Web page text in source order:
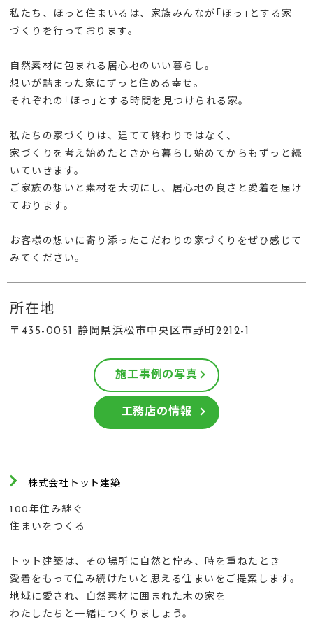
私たち、ほっと住まいるは、家族みんなが｢ほっ｣とする家
づくりを行っております。
自然素材に包まれる居心地のいい暮らし。
想いが詰まった家にずっと住める幸せ。
それぞれの｢ほっ｣とする時間を見つけられる家。
私たちの家づくりは、建てて終わりではなく、
家づくりを考え始めたときから暮らし始めてからもずっと続
いていきます。
ご家族の想いと素材を大切にし、居心地の良さと愛着を届け
ております。
お客様の想いに寄り添ったこだわりの家づくりをぜひ感じて
みてください。
所在地
〒435-0051 静岡県浜松市中央区市野町2212-1
施工事例の写真
工務店の情報
株式会社トット建築
100年住み継ぐ
住まいをつくる
トット建築は、その場所に自然と佇み、時を重ねたとき
愛着をもって住み続けたいと思える住まいをご提案します。
地域に愛され、自然素材に囲まれた木の家を
わたしたちと一緒につくりましょう。